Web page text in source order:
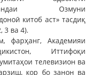
Озмуни
китоб аст» тасдиқ
3 ва 4).
фарҳанг, Академияи
Иттифоқи
телевизион ва
кор бо занон ва